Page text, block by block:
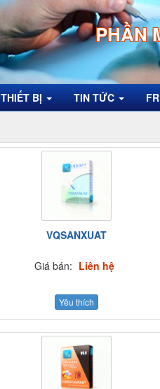
PHẦN
THIẾT BỊ TIN TỨC
VQSANXUAT
Giá bán: Liên hệ
Yêu thích